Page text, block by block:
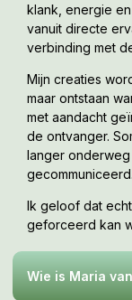
klank, energie
vanuit directe
verbinding met
Mijn creaties
maar ontstaan
met aandacht
de ontvanger.
langer onderweg
gecommuniceerd.
Ik geloof dat
geforceerd kan
Wie is Maria